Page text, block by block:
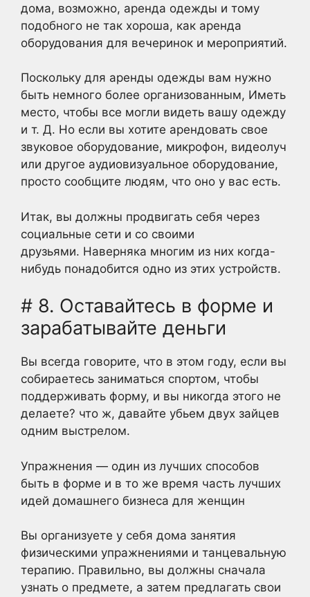
дома, возможно, аренда одежды и тому
подобного не так хороша, как аренда
оборудования для вечеринок и мероприятий.
Поскольку для аренды одежды вам нужно
быть немного более организованным, Иметь
место, чтобы все могли видеть вашу одежду
и т. Д. Но если вы хотите арендовать свое
звуковое оборудование, микрофон, видеолуч
или другое аудиовизуальное оборудование,
просто сообщите людям, что оно у вас есть.
Итак, вы должны продвигать себя через
социальные сети и со своими
друзьями. Наверняка многим из них когда-
нибудь понадобится одно из этих устройств.
# 8. Оставайтесь в форме и
зарабатывайте деньги
Вы всегда говорите, что в этом году, если вы
собираетесь заниматься спортом, чтобы
поддерживать форму, и вы никогда этого не
делаете? что ж, давайте убьем двух зайцев
одним выстрелом.
Упражнения — один из лучших способов
быть в форме и в то же время часть лучших
идей домашнего бизнеса для женщин
Вы организуете у себя дома занятия
физическими упражнениями и танцевальную
терапию. Правильно, вы должны сначала
узнать о предмете, а затем предлагать свои